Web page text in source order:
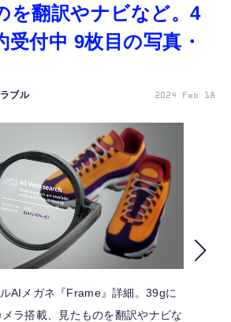
ガジェット
カルチャー
公式ストア
FOLLOW US
を翻訳やナビなど。4
受付中 9枚目の写真・
ブル 2024 Feb 18
AIメガネ『Frame』詳細。39gに
ラ搭載、見たものを翻訳やナビな